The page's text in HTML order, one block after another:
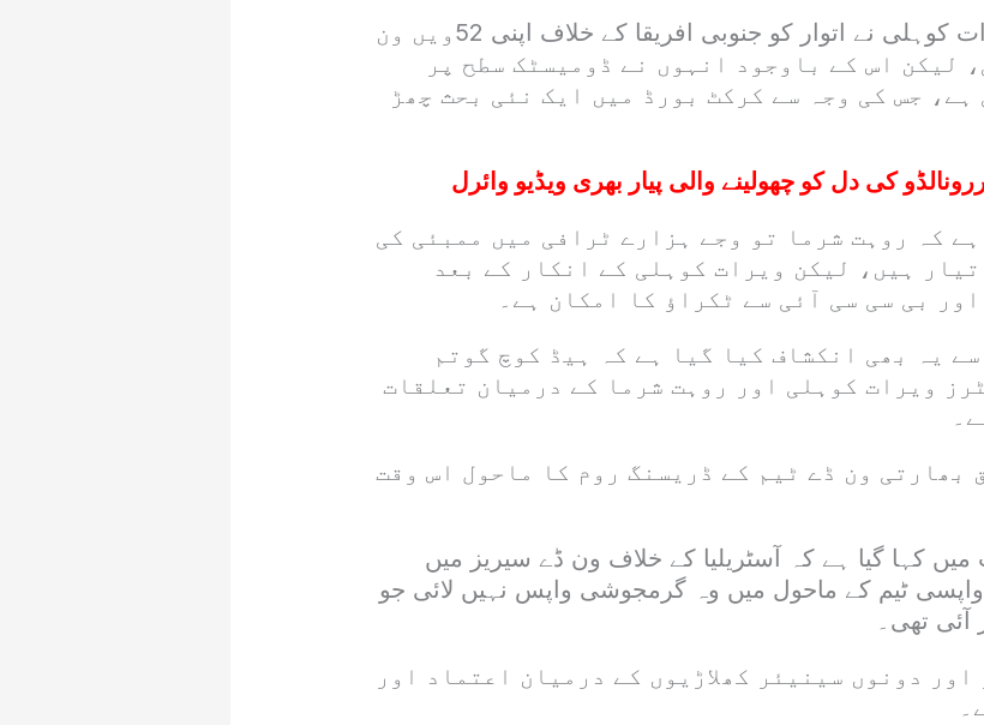
بھارتی میڈیا کے مطابق ویرات کوہلی نے اتوار کو جنوبی افریقا کے خلاف اپنی 52ویں ون
لیکن اس کے باوجود انہوں نے ڈومیسٹک سطح پر
جس کی وجہ سے کرکٹ بورڈ میں ایک نئی بحث چھڑ
کی دل کو چھولینے والی پیار بھری ویڈیو وائرل
کہ روہت شرما تو وجے ہزارے ٹرافی میں ممبئی کی
ہیں، لیکن ویرات کوہلی کے انکار کے بعد
بی سی سی آئی سے ٹکراؤ کا امکان ہے۔
یہ بھی انکشاف کیا گیا ہے کہ ہیڈ کوچ گوتم
ویرات کوہلی اور روہت شرما کے درمیان تعلقات
بھارتی ون ڈے ٹیم کے ڈریسنگ روم کا ماحول اس وقت
میں کہا گیا ہے کہ آسٹریلیا کے خلاف ون ڈے سیریز میں
واپسی ٹیم کے ماحول میں وہ گرمجوشی واپس نہیں لائی جو
تھی۔
دونوں سینیئر کھلاڑیوں کے درمیان اعتماد اور